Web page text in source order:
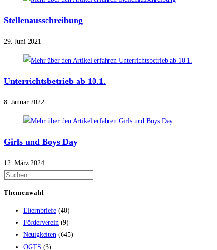
Stellenausschreibung
29. Juni 2021
Unterrichtsbetrieb ab 10.1.
8. Januar 2022
Girls und Boys Day
12. März 2024
Themenwahl
Elternbriefe (40)
Förderverein (9)
Neuigkeiten (645)
OGTS (3)